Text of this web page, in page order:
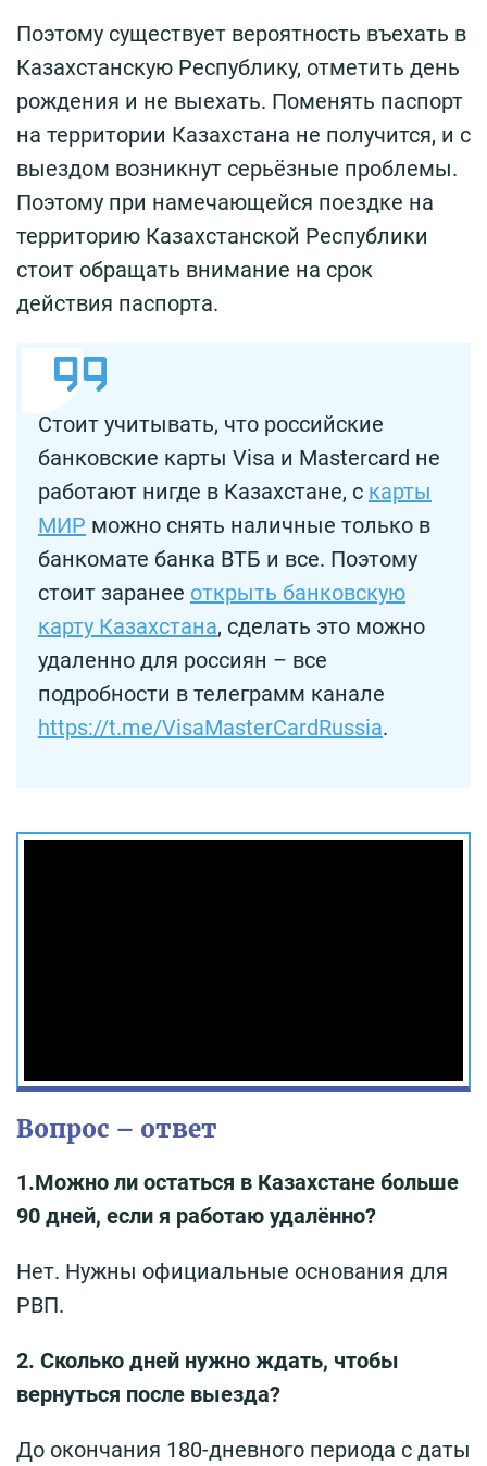
Поэтому существует вероятность въехать в
Казахстанскую Республику, отметить день
рождения и не выехать. Поменять паспорт
на территории Казахстана не получится, и с
выездом возникнут серьёзные проблемы.
Поэтому при намечающейся поездке на
территорию Казахстанской Республики
стоит обращать внимание на срок
действия паспорта.
Стоит учитывать, что российские
банковские карты Visa и Mastercard не
работают нигде в Казахстане, с карты
МИР можно снять наличные только в
банкомате банка ВТБ и все. Поэтому
стоит заранее открыть банковскую
карту Казахстана, сделать это можно
удаленно для россиян – все
подробности в телеграмм канале
https://t.me/VisaMasterCardRussia.
Вопрос – ответ
1.Можно ли остаться в Казахстане больше
90 дней, если я работаю удалённо?
Нет. Нужны официальные основания для
РВП.
2. Сколько дней нужно ждать, чтобы
вернуться после выезда?
До окончания 180-дневного периода с даты